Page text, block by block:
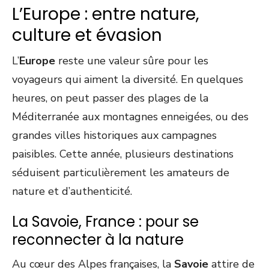
L’Europe : entre nature,
culture et évasion
L’Europe reste une valeur sûre pour les
voyageurs qui aiment la diversité. En quelques
heures, on peut passer des plages de la
Méditerranée aux montagnes enneigées, ou des
grandes villes historiques aux campagnes
paisibles. Cette année, plusieurs destinations
séduisent particulièrement les amateurs de
nature et d’authenticité.
La Savoie, France : pour se
reconnecter à la nature
Au cœur des Alpes françaises, la Savoie attire de